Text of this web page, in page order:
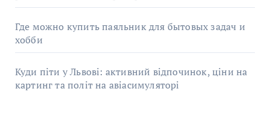
Где можно купить паяльник для бытовых задач и
хобби
Куди піти у Львові: активний відпочинок, ціни на
картинг та політ на авіасимуляторі